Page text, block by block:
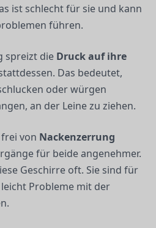
ist schlecht für sie und kann
führen.
spreizt die Druck auf ihre
Das bedeutet,
oder würgen
an der Leine zu ziehen.
von Nackenzerrung
für beide angenehmer.
Geschirre oft. Sie sind für
Probleme mit der